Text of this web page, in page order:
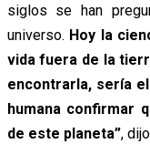
siglos se han
universo. Hoy la
vida fuera de la
encontrarla, sería
humana confirmar
de este planeta”,